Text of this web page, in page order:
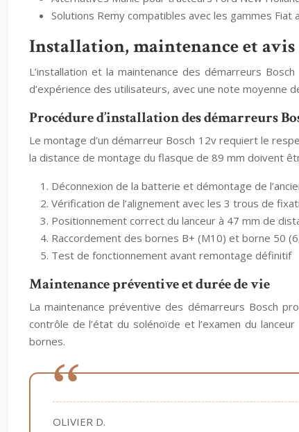
Solutions Remy compatibles avec les gammes Fiat
Installation, maintenance et
L’installation et la maintenance des démarreurs
d’expérience des utilisateurs, avec une note
Procédure d’installation des démarreurs
Le montage d’un démarreur Bosch 12v requiert le
la distance de montage du flasque de 89 mm doivent
Déconnexion de la batterie et démontage de
Vérification de l’alignement avec les 3 trous de
Positionnement correct du lanceur à 47 mm de
Raccordement des bornes B+ (M10) et borne 50
Test de fonctionnement avant remontage définitif
Maintenance préventive et durée de vie
La maintenance préventive des démarreurs Bosch
contrôle de l’état du solénoïde et l’examen du
bornes.
OLIVIER D.